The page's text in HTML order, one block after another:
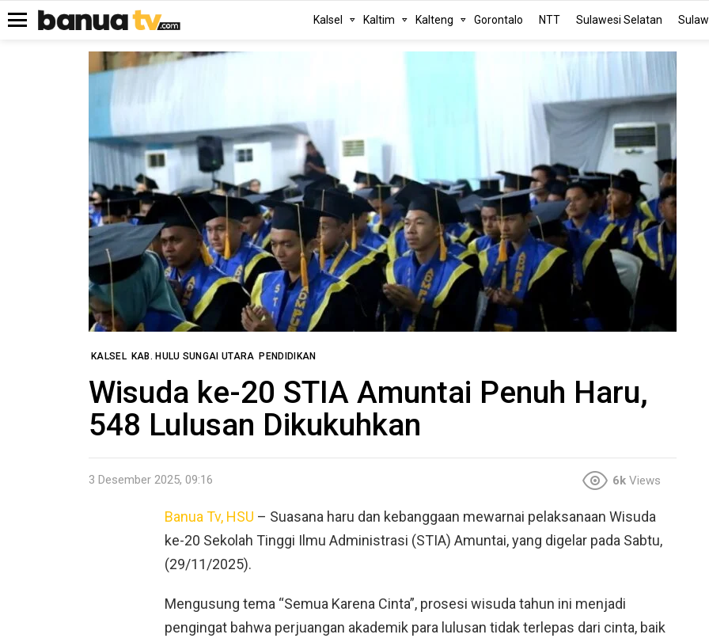
Kalsel Kaltim Kalteng Gorontalo NTT Sulawesi Selatan
KALSEL KAB. HULU SUNGAI UTARA PENDIDIKAN
Wisuda ke-20 STIA Amuntai Penuh Haru,
548 Lulusan Dikukuhkan
3 Desember 2025, 09:16 6k Views
Banua Tv, HSU – Suasana haru dan kebanggaan mewarnai pelaksanaan Wisuda
ke-20 Sekolah Tinggi Ilmu Administrasi (STIA) Amuntai, yang digelar pada Sabtu,
(29/11/2025).
Mengusung tema “Semua Karena Cinta”, prosesi wisuda tahun ini menjadi
pengingat bahwa perjuangan akademik para lulusan tidak terlepas dari cinta, baik